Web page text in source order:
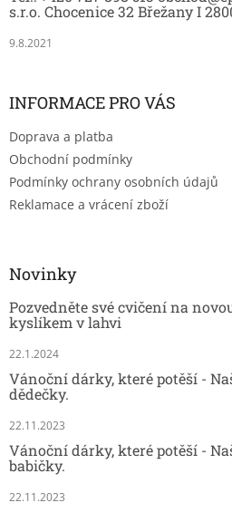
s.r.o. Chocenice 32 Břežany I
9.8.2021
INFORMACE PRO VÁS
Doprava a platba
Obchodní podmínky
Podmínky ochrany osobních údajů
Reklamace a vrácení zboží
Novinky
Pozvedněte své cvičení na
kyslíkem v lahvi
22.1.2024
Vánoční dárky, které potěší -
dědečky.
22.11.2023
Vánoční dárky, které potěší -
babičky.
22.11.2023